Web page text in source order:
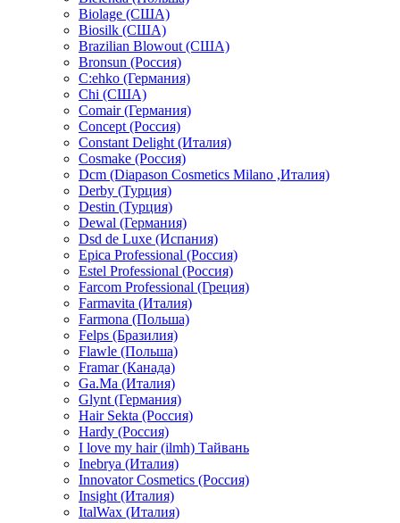
Biolage (США)
Biosilk (США)
Brazilian Blowout (США)
Bronsun (Россия)
C:ehko (Германия)
Chi (США)
Comair (Германия)
Concept (Россия)
Constant Delight (Италия)
Cosmake (Россия)
Dcm (Diapason Cosmetics Milano ,Италия)
Derby (Турция)
Destin (Турция)
Dewal (Германия)
Dsd de Luxe (Испания)
Epica Professional (Россия)
Estel Professional (Россия)
Farcom Professional (Греция)
Farmavita (Италия)
Farmona (Польша)
Felps (Бразилия)
Flawle (Польша)
Framar (Канада)
Ga.Ma (Италия)
Glynt (Германия)
Hair Sekta (Россия)
Hardy (Россия)
I love my hair (ilmh) Тайвань
Inebrya (Италия)
Innovator Cosmetics (Россия)
Insight (Италия)
ItalWax (Италия)